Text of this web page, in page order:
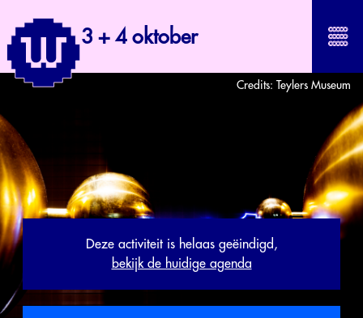
3 + 4 oktober
Credits: Teylers Museum
Deze activiteit is helaas geëindigd,
bekijk de huidige agenda